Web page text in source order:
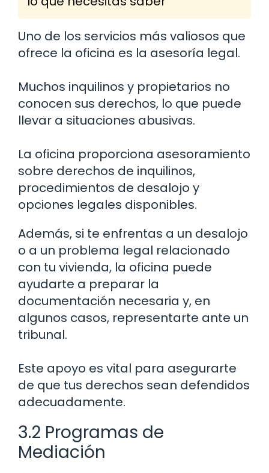
Uno de los servicios más valiosos que
ofrece la oficina es la asesoría legal.
Muchos inquilinos y propietarios no
conocen sus derechos, lo que puede
llevar a situaciones abusivas.
La oficina proporciona asesoramiento
sobre derechos de inquilinos,
procedimientos de desalojo y
opciones legales disponibles.
Además, si te enfrentas a un desalojo
o a un problema legal relacionado
con tu vivienda, la oficina puede
ayudarte a preparar la
documentación necesaria y, en
algunos casos, representarte ante un
tribunal.
Este apoyo es vital para asegurarte
de que tus derechos sean defendidos
adecuadamente.
3.2 Programas de
Mediación